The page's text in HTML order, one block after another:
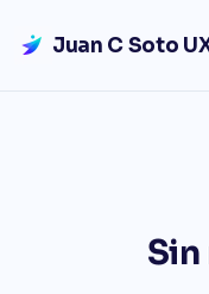
Saltar al contenido
Juan C Soto